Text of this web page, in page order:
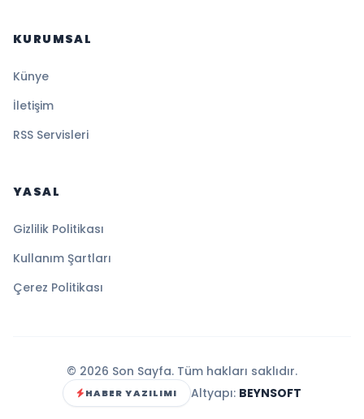
KURUMSAL
Künye
İletişim
RSS Servisleri
YASAL
Gizlilik Politikası
Kullanım Şartları
Çerez Politikası
© 2026 Son Sayfa. Tüm hakları saklıdır.
HABER YAZILIMI Altyapı: BEYNSOFT